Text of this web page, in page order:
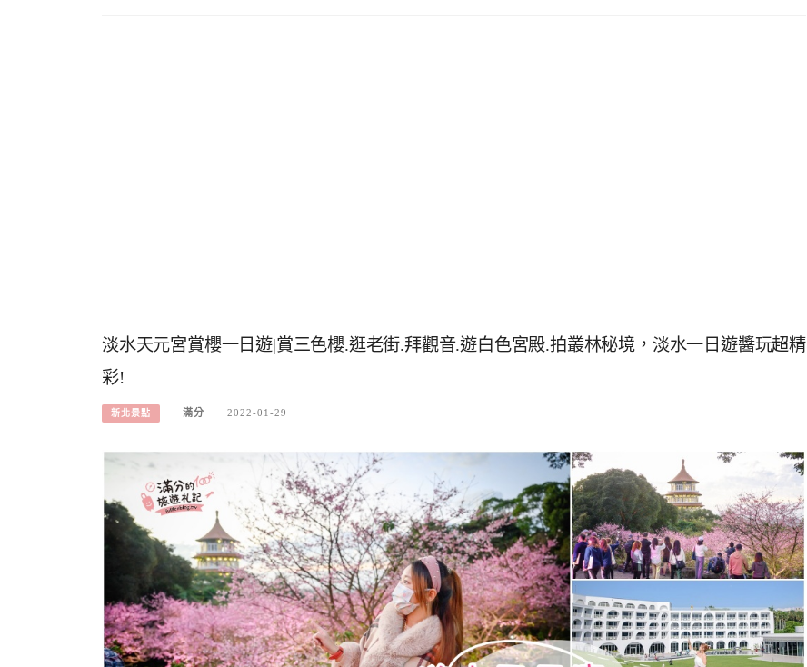
淡水天元宮賞櫻一日遊|賞三色櫻.逛老街.拜觀音.遊白色宮殿.拍叢林秘境，淡水一日遊醬玩超精
彩!
新北景點 滿分 2022-01-29